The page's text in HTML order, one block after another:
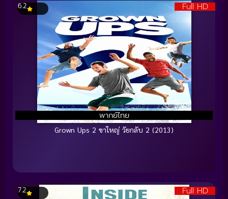
Full HD
พากย์ไทย
6.2
Grown Ups 2 ขาใหญ่ วัยกลับ 2 (2013)
Full HD
7.2